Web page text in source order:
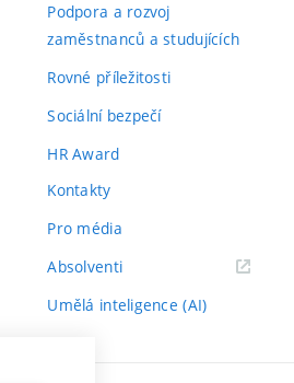
Podpora a rozvoj
zaměstnanců a studujících
Rovné příležitosti
Sociální bezpečí
HR Award
Kontakty
Pro média
Absolventi(externí
Umělá inteligence (AI)